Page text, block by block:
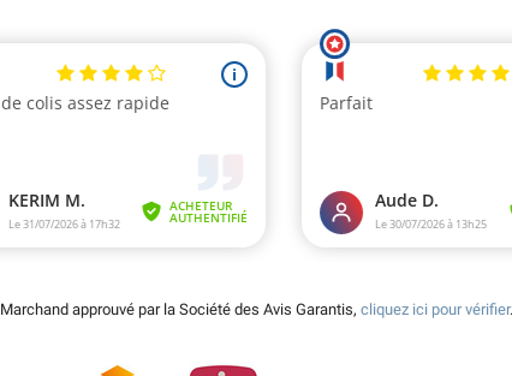
Marchand approuvé par la Société des Avis Garantis, cliquez ici pour vérifier.